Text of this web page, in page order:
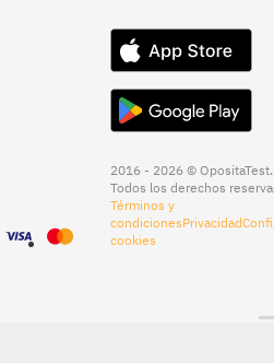
2016 - 2026 © OpositaTest.
Todos los derechos
Términos y
condicionesPrivacidad
cookies